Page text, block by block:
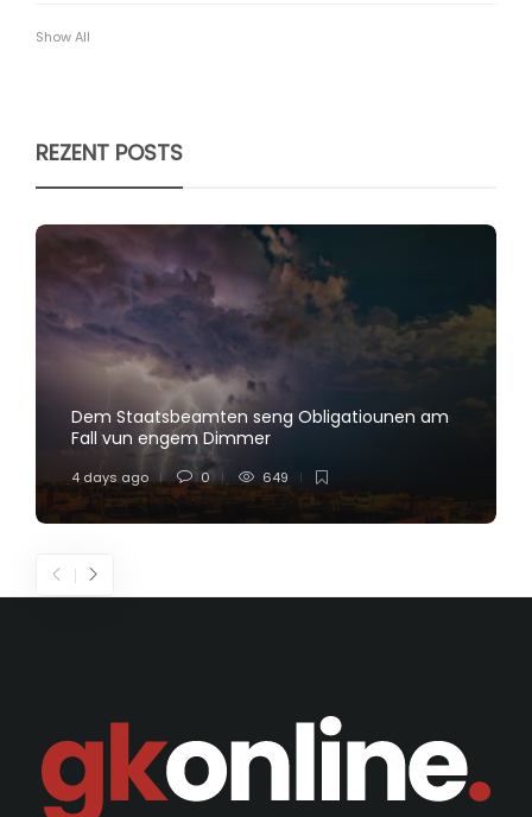
Show All
REZENT POSTS
Dem Staatsbeamten seng Obligatiounen am
Fall vun engem Dimmer
4 days ago 0 649